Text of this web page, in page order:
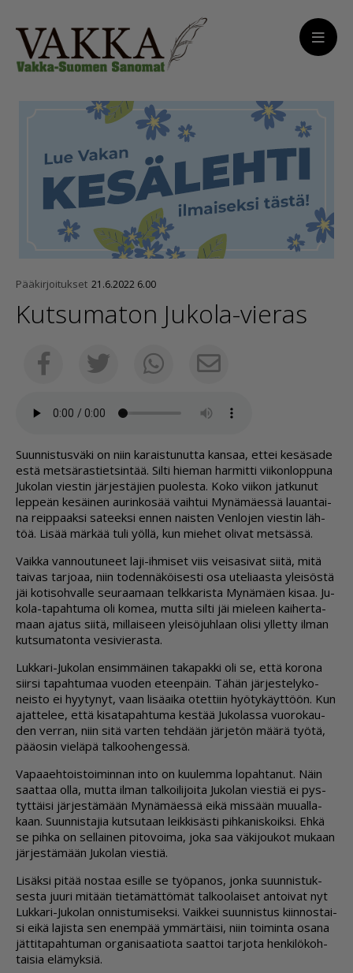
Pääkirjoitukset 21.6.2022 6.00
Kutsumaton Jukola-vieras
FacebookTwitterWhatsappSähköposti
Suun­nis­tus­vä­ki on niin ka­rais­tu­nut­ta kan­saa, et­tei ke­sä­sa­de
es­tä met­sä­ras­tiet­sin­tää. Sil­ti hie­man har­mit­ti vii­kon­lop­pu­na
Ju­ko­lan vies­tin jär­jes­tä­jien puo­les­ta. Koko vii­kon jat­ku­nut
lep­pe­än ke­säi­nen au­rin­ko­sää vaih­tui My­nä­mä­es­sä lau­an­tai­
na reip­paak­si sa­teek­si en­nen nais­ten Ven­lo­jen vies­tin läh­
töä. Li­sää mär­kää tuli yöl­lä, kun mie­het oli­vat met­säs­sä.
Vaik­ka van­nou­tu­neet laji-ih­mi­set viis vei­sa­si­vat sii­tä, mitä
tai­vas tar­jo­aa, niin to­den­nä­köi­ses­ti osa ute­li­aas­ta ylei­sös­tä
jäi ko­ti­soh­val­le seu­raa­maan telk­ka­ris­ta My­nä­mä­en ki­saa. Ju­
ko­la-ta­pah­tu­ma oli ko­mea, mut­ta sil­ti jäi mie­leen kai­her­ta­
maan aja­tus sii­tä, mil­lai­seen ylei­sö­juh­laan oli­si yl­let­ty il­man
kut­su­ma­ton­ta ve­si­vie­ras­ta.
Luk­ka­ri-Ju­ko­lan en­sim­mäi­nen ta­ka­pak­ki oli se, et­tä ko­ro­na
siir­si ta­pah­tu­maa vuo­den eteen­päin. Tä­hän jär­jes­te­ly­ko­
neis­to ei hyy­ty­nyt, vaan li­sä­ai­ka otet­tiin hyö­ty­käyt­töön. Kun
ajat­te­lee, et­tä ki­sa­ta­pah­tu­ma kes­tää Ju­ko­las­sa vuo­ro­kau­
den ver­ran, niin sitä var­ten teh­dään jär­je­tön mää­rä työ­tä,
pää­o­sin vie­lä­pä tal­koo­hen­ges­sä.
Va­paa­eh­tois­toi­min­nan in­to on kuu­lem­ma lo­pah­ta­nut. Näin
saat­taa ol­la, mut­ta il­man tal­koi­li­joi­ta Ju­ko­lan vies­tiä ei pys­
tyt­täi­si jär­jes­tä­mään My­nä­mä­es­sä ei­kä mis­sään muu­al­la­
kaan. Suun­nis­ta­jia kut­su­taan leik­ki­säs­ti pih­ka­nis­koik­si. Eh­kä
se pih­ka on sel­lai­nen pi­to­voi­ma, joka saa vä­ki­jou­kot mu­kaan
jär­jes­tä­mään Ju­ko­lan vies­tiä.
Li­säk­si pi­tää nos­taa esil­le se työ­pa­nos, jon­ka suun­nis­tuk­
ses­ta juu­ri mi­tään tie­tä­mät­tö­mät tal­koo­lai­set an­toi­vat nyt
Luk­ka­ri-Ju­ko­lan on­nis­tu­mi­sek­si. Vaik­kei suun­nis­tus kiin­nos­tai­
si ei­kä la­jis­ta sen enem­pää ym­mär­täi­si, niin toi­min­ta osa­na
jät­ti­ta­pah­tu­man or­ga­ni­saa­ti­o­ta saat­toi tar­jo­ta hen­ki­lö­koh­
tai­sia elä­myk­siä.